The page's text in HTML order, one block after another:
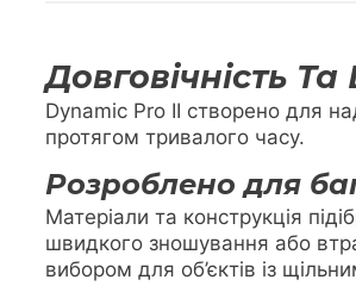
Довговічність
Dynamic Pro II створено для
протягом тривалого часу.
Розроблено для
Матеріали та конструкція
швидкого зношування або
вибором для об’єктів із